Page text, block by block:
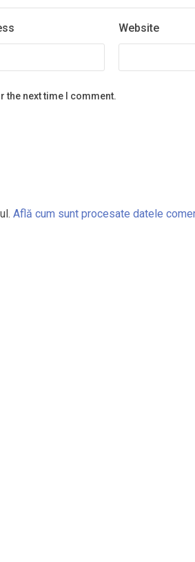
Website
the next time I comment.
Află cum sunt procesate datele